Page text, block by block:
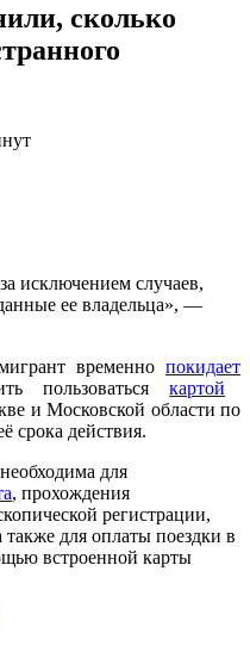
сколько
исключением случаев,
ее владельца», —
временно покидает
пользоватьсякартой
и Московской области по
срока действия.
для
, прохождения
регистрации,
также для оплаты поездки в
встроенной карты